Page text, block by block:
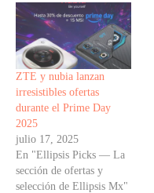
ZTE y nubia lanzan
irresistibles ofertas
durante el Prime Day
2025
julio 17, 2025
En "Ellipsis Picks — La
sección de ofertas y
selección de Ellipsis Mx"